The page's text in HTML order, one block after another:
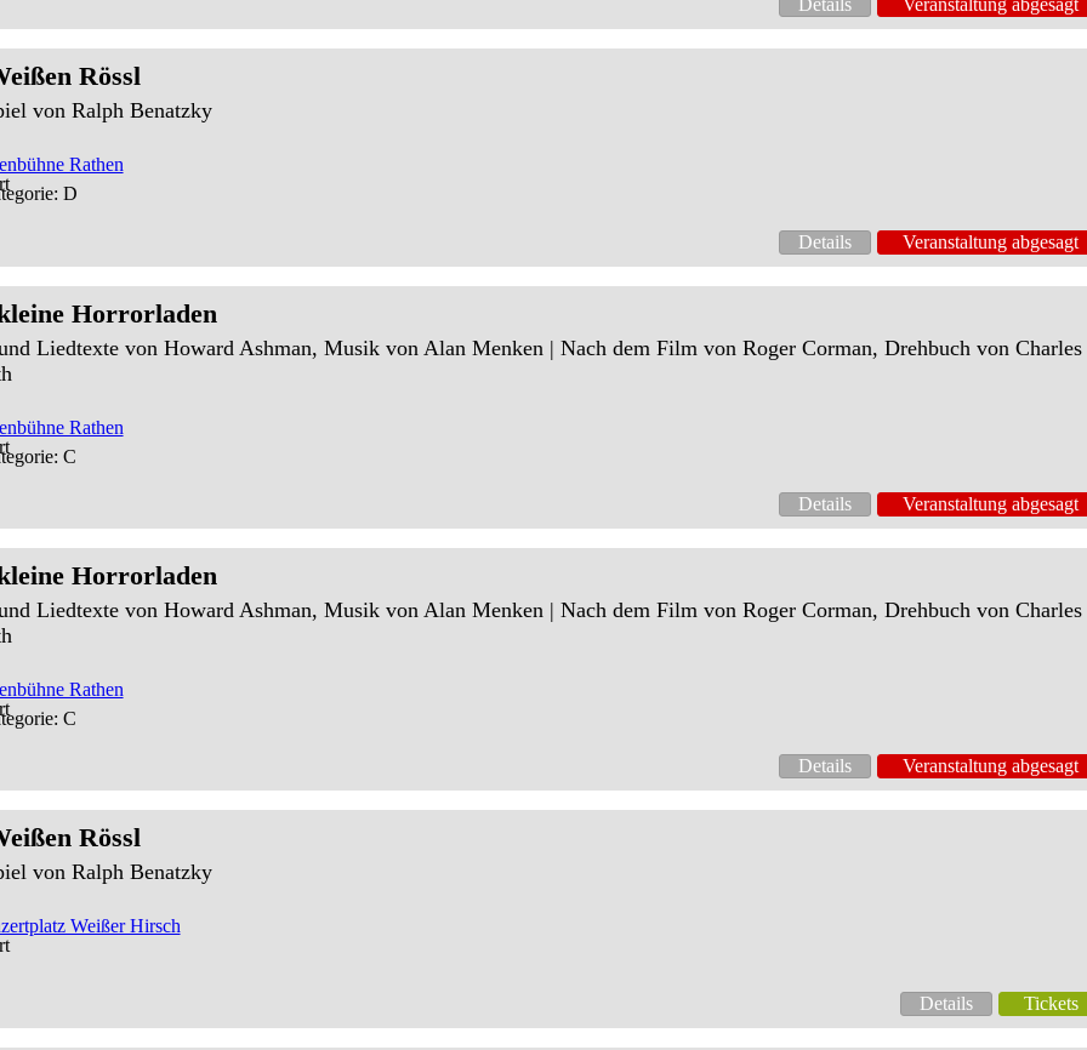
Rössl
von Ralph Benatzky
Rathen
D
Details Veranstaltung abgesagt
Horrorladen
Liedtexte von Howard Ashman, Musik von Alan Menken | Nach dem Film von Roger Corman, Drehbuch von Charles
Rathen
C
Details Veranstaltung abgesagt
Horrorladen
Liedtexte von Howard Ashman, Musik von Alan Menken | Nach dem Film von Roger Corman, Drehbuch von Charles
Rathen
C
Details Veranstaltung abgesagt
Rössl
von Ralph Benatzky
Weißer Hirsch
Details Tickets